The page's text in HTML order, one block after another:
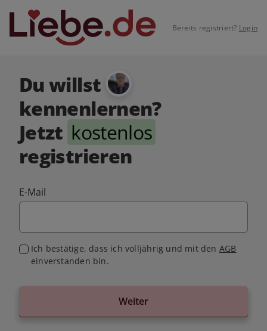
Bereits registriert? Login
Du willst
kennenlernen?
Jetzt kostenlos
registrieren
E-Mail
Ich bestätige, dass ich volljährig und mit den AGB
einverstanden bin.
Weiter